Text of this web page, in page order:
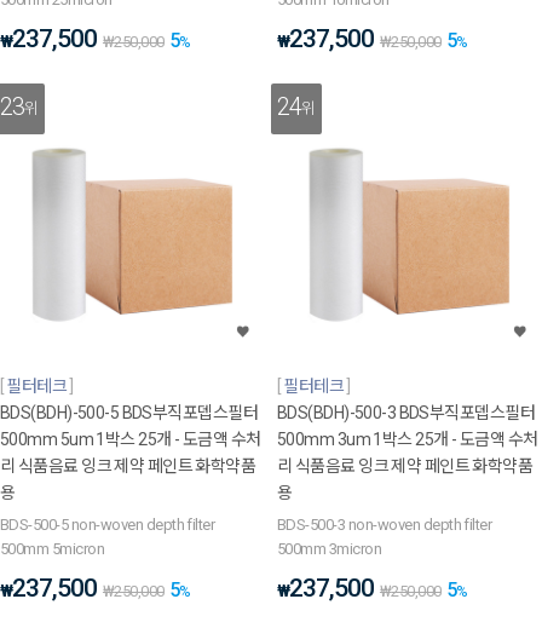
₩237,500 ₩250,000 5% ₩237,500 ₩250,000 5%
23위
필터테크
BDS(BDH)-500-5 BDS부직포뎁스필터
500mm 5um 1박스 25개 - 도금액 수처
리 식품음료 잉크 제약 페인트 화학약품
용
BDS-500-5 non-woven depth filter
500mm 5micron
₩237,500 ₩250,000 5%
24위
필터테크
BDS(BDH)-500-3 BDS부직포뎁스필터
500mm 3um 1박스 25개 - 도금액 수처
리 식품음료 잉크 제약 페인트 화학약품
용
BDS-500-3 non-woven depth filter
500mm 3micron
₩237,500 ₩250,000 5%